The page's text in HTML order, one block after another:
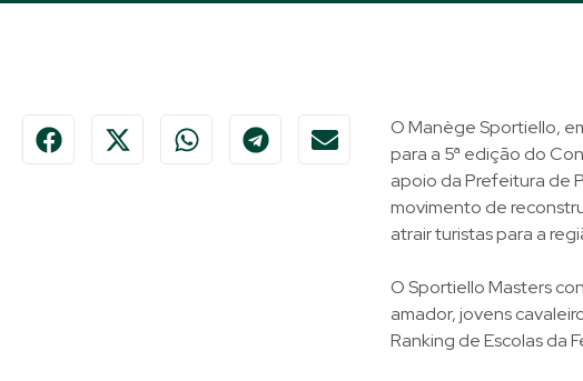
O Manège Sportiello,
para a 5ª edição do
apoio da Prefeitura de
movimento de
atrair turistas para a
O Sportiello Masters
amador, jovens
Ranking de Escolas da